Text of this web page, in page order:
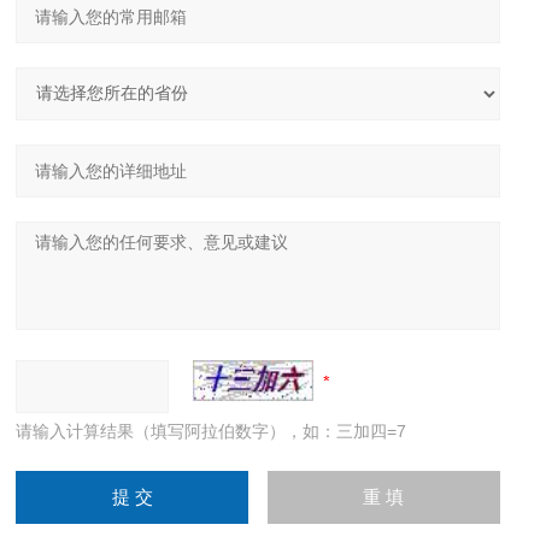
请输入计算结果（填写阿拉伯数字），如：三加四=7